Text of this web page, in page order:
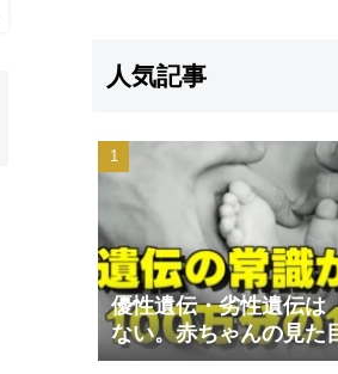
人気記事
優性遺伝・劣性遺伝は
ない。赤ちゃんの見た
伝の不思議